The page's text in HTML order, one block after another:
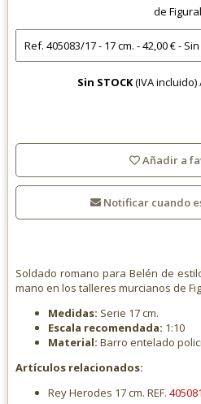
de
Sin STOCK(IVA incluido)
Añadir a
Notificar cuando
Soldado romano para Belén de
mano en los talleres murcianos de
Medidas: Serie 17 cm.
Escala recomendada: 1:10
Material: Barro entelado
Artículos relacionados:
Rey Herodes 17 cm. REF.